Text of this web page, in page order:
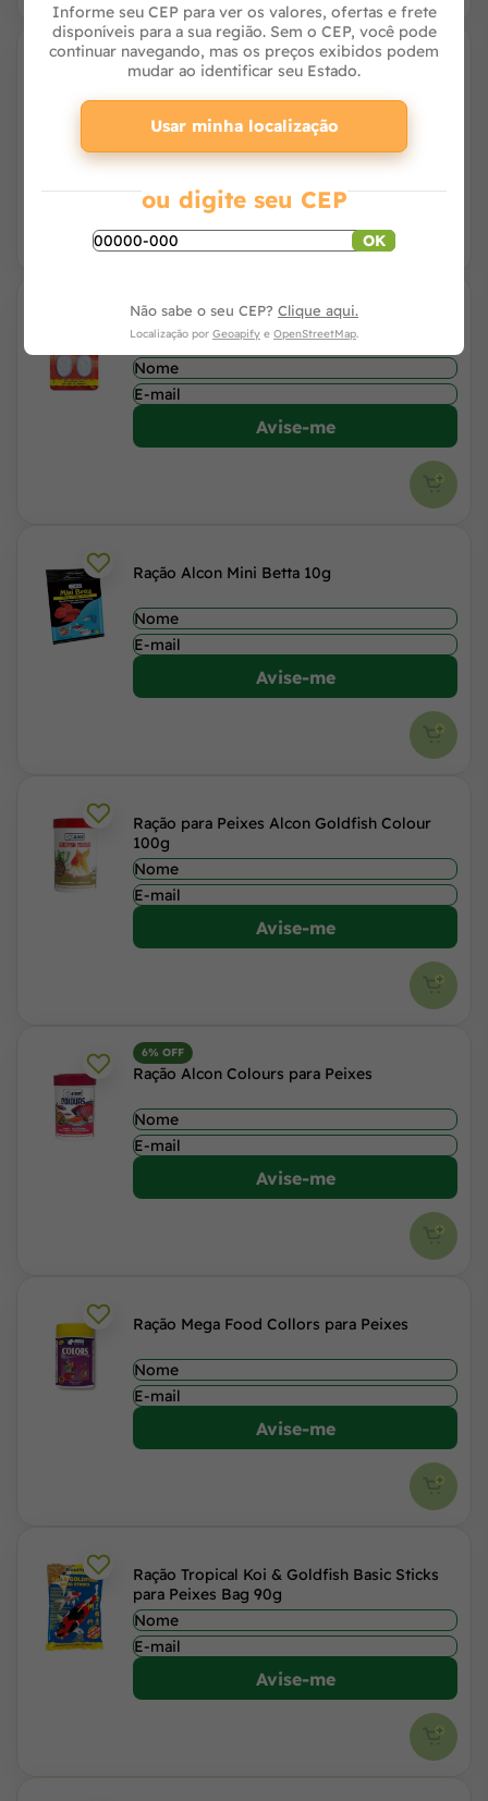
Ração Alcon Basic para Peixe 20g
Alcon Weekend Peixes Ornamentais para 3
dias 16g
Avise-me
Ração Alcon Mini Betta 10g
Avise-me
Ração para Peixes Alcon Goldfish Colour
100g
Avise-me
6% OFF
Ração Alcon Colours para Peixes
Avise-me
Ração Mega Food Collors para Peixes
Avise-me
Ração Tropical Koi & Goldfish Basic Sticks
para Peixes Bag 90g
Avise-me
Informe seu CEP para ver os valores, ofertas e frete
disponíveis para a sua região. Sem o CEP, você pode
continuar navegando, mas os preços exibidos podem
mudar ao identificar seu Estado.
Usar minha localização
ou digite seu CEP
OK
Não sabe o seu CEP? Clique aqui.
Localização por Geoapify e OpenStreetMap